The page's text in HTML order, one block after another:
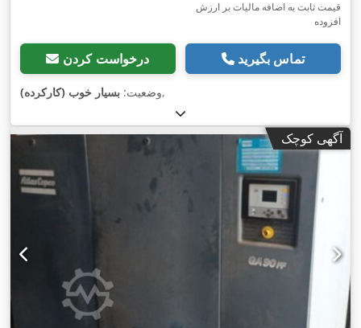
قیمت ثابت به اضافه مالیات بر ارزش
افزوده
درخواست کردن تماس بگیرید
وضعیت: بسیار خوب (کارکرده) ,
آگهی کوچک